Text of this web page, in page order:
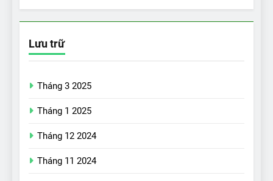
Lưu trữ
Tháng 3 2025
Tháng 1 2025
Tháng 12 2024
Tháng 11 2024